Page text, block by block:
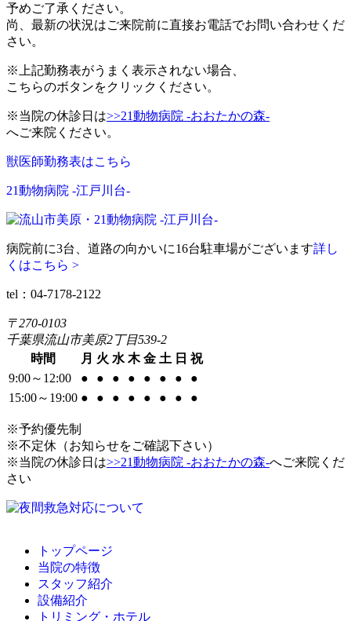
予めご了承ください。
尚、最新の状況はご来院前に直接お電話でお問い合わせくだ
さい。
※上記勤務表がうまく表示されない場合、
こちらのボタンをクリックください。
※当院の休診日は>>21動物病院 -おおたかの森-
へご来院ください。
獣医師勤務表はこちら
21動物病院 -江戸川台-
病院前に3台、道路の向かいに16台駐車場がございます詳し
くはこちら >
tel：04-7178-2122
〒270-0103
千葉県流山市美原2丁目539-2
時間
月 火 水 木 金 土 日 祝
9:00～12:00
● ● ● ● ● ● ●
●
15:00～19:00 ● ● ● ● ● ● ● ●
※予約優先制
※不定休（お知らせをご確認下さい）
※当院の休診日は>>21動物病院 -おおたかの森-へご来院くだ
さい
トップページ
当院の特徴
スタッフ紹介
設備紹介
トリミング・ホテル